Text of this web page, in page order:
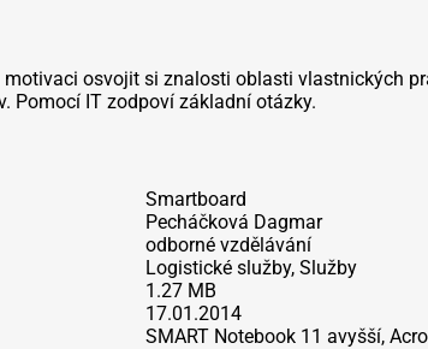
osvojit si znalosti oblasti vlastnických
Pomocí IT zodpoví základní otázky.
Smartboard
Pecháčková Dagmar
odborné vzdělávání
Logistické služby, Služby
1.27 MB
17.01.2014
SMART Notebook 11 avyšší,